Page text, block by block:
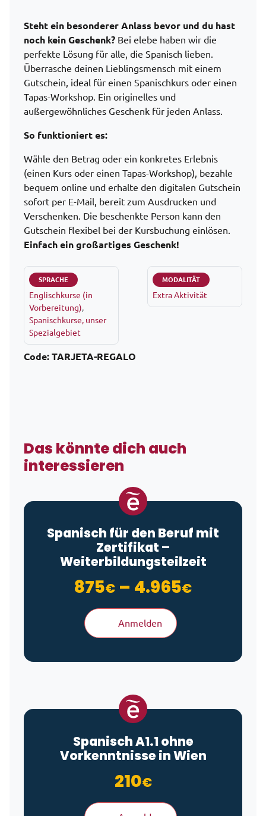
Steht ein besonderer Anlass bevor und du hast
noch kein Geschenk? Bei elebe haben wir die
perfekte Lösung für alle, die Spanisch lieben.
Überrasche deinen Lieblingsmensch mit einem
Gutschein, ideal für einen Spanischkurs oder einen
Tapas-Workshop. Ein originelles und
außergewöhnliches Geschenk für jeden Anlass.
So funktioniert es:
Wähle den Betrag oder ein konkretes Erlebnis
(einen Kurs oder einen Tapas-Workshop), bezahle
bequem online und erhalte den digitalen Gutschein
sofort per E-Mail, bereit zum Ausdrucken und
Verschenken. Die beschenkte Person kann den
Gutschein flexibel bei der Kursbuchung einlösen.
Einfach ein großartiges Geschenk!
SPRACHE
Englischkurse (in
Vorbereitung),
Spanischkurse, unser
Spezialgebiet
MODALITÄT
Extra Aktivität
Code: TARJETA-REGALO
Das könnte dich auch
interessieren
Spanisch für den Beruf mit
Zertifikat –
Weiterbildungsteilzeit
875€ – 4.965€
Anmelden
Spanisch A1.1 ohne
Vorkenntnisse in Wien
210€